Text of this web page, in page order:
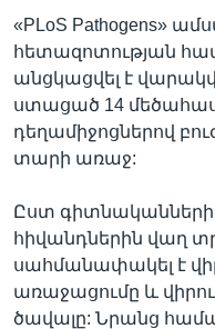
«PLoS Pathogens»
հետազոտության
անցկացվել է
ստացած 14
դեղամիջոցներով
տարի առաջ:
Ըստ
հիվանդներին վաղ
սահմանափակել է
առաջացումը և
ծավալը: Նրանց